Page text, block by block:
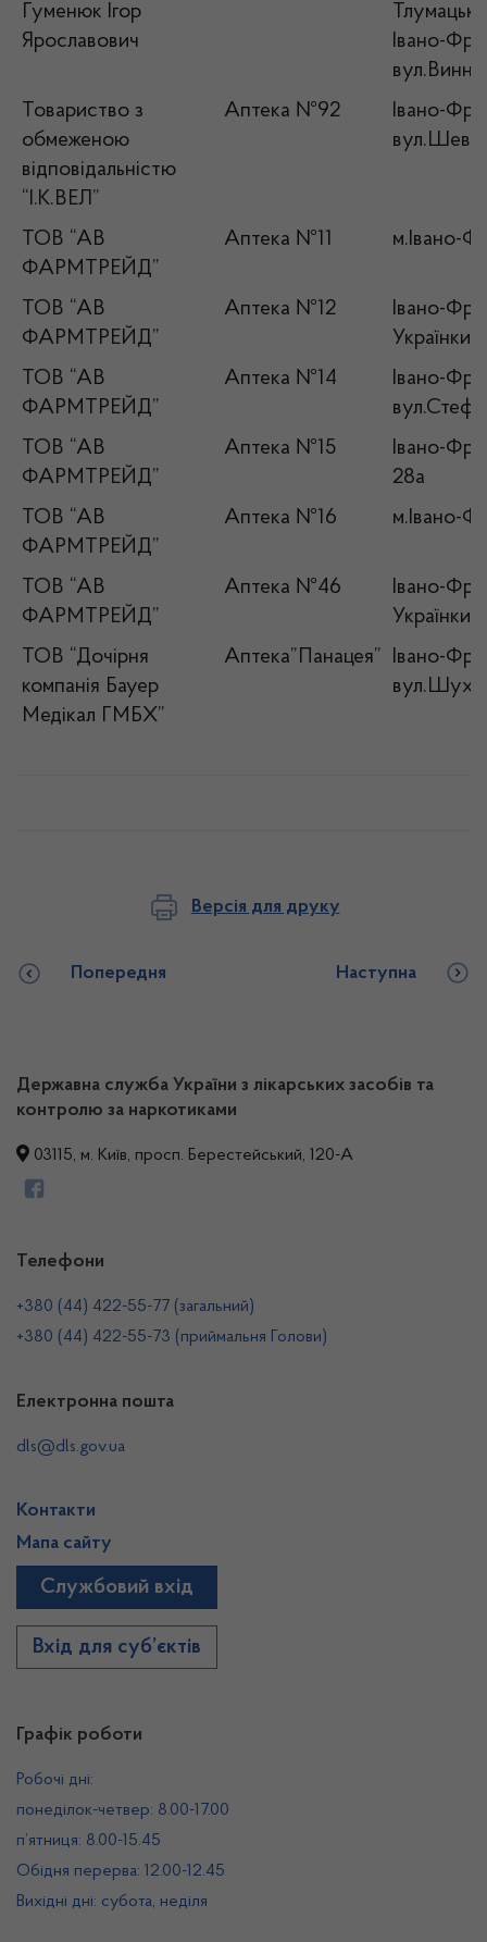
Гуменюк Ігор
Ярославович
Івано-
Товариство з
обмеженою
відповідальністю
“І.К.ВЕЛ”
Аптека №92
Івано-
ТОВ “АВ
ФАРМТРЕЙД”
Аптека №11 м.Івано-
ТОВ “АВ
ФАРМТРЕЙД”
Аптека №12
Івано-
Українки, 1
ТОВ “АВ
ФАРМТРЕЙД”
Аптека №14
Івано-
ТОВ “АВ
ФАРМТРЕЙД”
Аптека №15
Івано-
28а
ТОВ “АВ
ФАРМТРЕЙД”
Аптека №16 м.Івано-
ТОВ “АВ
ФАРМТРЕЙД”
Аптека №46
Івано-
Українки,
ТОВ “Дочірня
компанія Бауер
Медікал ГМБХ”
Аптека”Панацея”
Івано-
Версія для друку
Попередня Наступна
Державна служба України з лікарських засобів та
контролю за наркотиками
03115, м. Київ, просп. Берестейський, 120-А
Графік роботи
Робочі дні:
понеділок-четвер: 8.00-17.00
п’ятниця: 8.00-15.45
Обідня перерва: 12.00-12.45
Вихідні дні: субота, неділя
Телефони
+380 (44) 422-55-77 (загальний)
+380 (44) 422-55-73 (приймальня Голови)
Електронна пошта
dls@dls.gov.ua
Контакти
Мапа сайту
Службовий вхід
Вхід для суб’єктів